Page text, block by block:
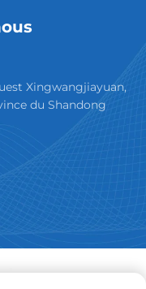
Xingwangjiayuan,
du Shandong